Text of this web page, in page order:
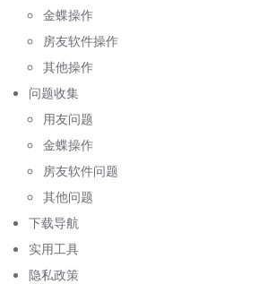
金蝶操作
房友软件操作
其他操作
问题收集
用友问题
金蝶操作
房友软件问题
其他问题
下载导航
实用工具
隐私政策